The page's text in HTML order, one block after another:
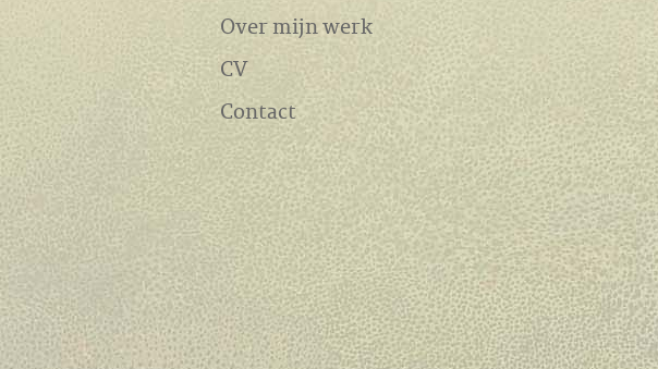
Over mijn werk
CV
Contact